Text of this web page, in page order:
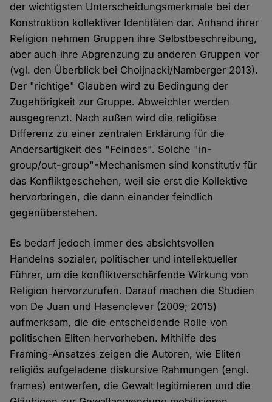
der wichtigsten Unterscheidungsmerkmale bei der
Konstruktion kollektiver Identitäten dar. Anhand ihrer
Religion nehmen Gruppen ihre Selbstbeschreibung,
aber auch ihre Abgrenzung zu anderen Gruppen vor
(vgl. den Überblick bei Choijnacki/Namberger 2013).
Der "richtige" Glauben wird zu Bedingung der
Zugehörigkeit zur Gruppe. Abweichler werden
ausgegrenzt. Nach außen wird die religiöse
Differenz zu einer zentralen Erklärung für die
Andersartigkeit des "Feindes". Solche "in-
group/out-group"-Mechanismen sind konstitutiv für
das Konfliktgeschehen, weil sie erst die Kollektive
hervorbringen, die dann einander feindlich
gegenüberstehen.
Es bedarf jedoch immer des absichtsvollen
Handelns sozialer, politischer und intellektueller
Führer, um die konfliktverschärfende Wirkung von
Religion hervorzurufen. Darauf machen die Studien
von De Juan und Hasenclever (2009; 2015)
aufmerksam, die die entscheidende Rolle von
politischen Eliten hervorheben. Mithilfe des
Framing-Ansatzes zeigen die Autoren, wie Eliten
religiös aufgeladene diskursive Rahmungen (engl.
frames) entwerfen, die Gewalt legitimieren und die